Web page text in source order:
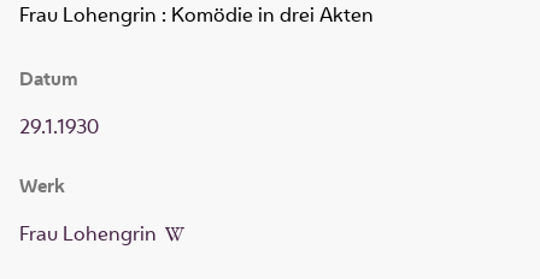
Frau Lohengrin : Komödie in drei Akten
Datum
29.1.1930
Werk
Frau Lohengrin